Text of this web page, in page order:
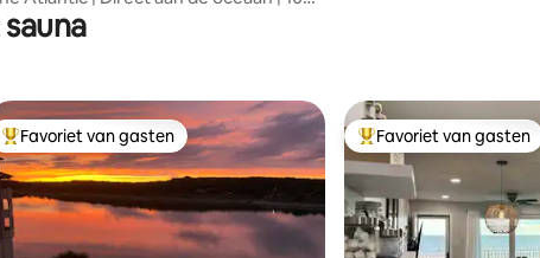
Topfavoriet van gasten
Favoriet van gasten Topfavoriet van gasten
Favoriet van gasten